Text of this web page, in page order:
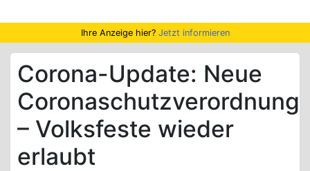
Ihre Anzeige hier? Jetzt informieren
Corona-Update: Neue
Coronaschutzverordnung
– Volksfeste wieder
erlaubt